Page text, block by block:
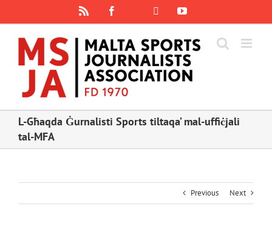
content
Instagram
YouTube
L-Għaqda Ġurnalisti Sports tiltaqa’ mal-uffiċjali
tal-MFA
Previous Next